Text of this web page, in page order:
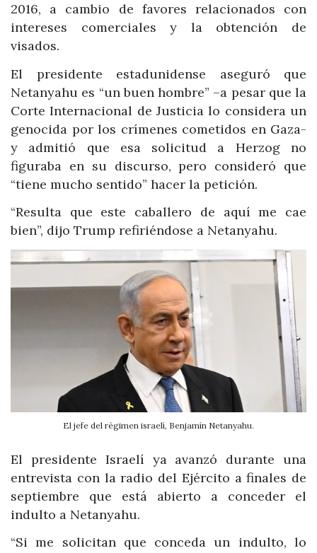
2016, a cambio de favores relacionados con
intereses comerciales y la obtención de
visados.
El presidente estadunidense aseguró que
Netanyahu es “un buen hombre” –a pesar que la
Corte Internacional de Justicia lo considera un
genocida por los crímenes cometidos en Gaza-
y admitió que esa solicitud a Herzog no
figuraba en su discurso, pero consideró que
“tiene mucho sentido” hacer la petición.
“Resulta que este caballero de aquí me cae
bien”, dijo Trump refiriéndose a Netanyahu.
El jefe del régimen israelí, Benjamín Netanyahu.
El presidente Israelí ya avanzó durante una
entrevista con la radio del Ejército a finales de
septiembre que está abierto a conceder el
indulto a Netanyahu.
“Si me solicitan que conceda un indulto, lo